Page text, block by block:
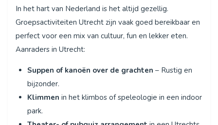
In het hart van Nederland is het altijd gezellig.
Groepsactiviteiten Utrecht zijn vaak goed bereikbaar en
perfect voor een mix van cultuur, fun en lekker eten.
Aanraders in Utrecht:
Suppen of kanoën over de grachten – Rustig en
bijzonder.
Klimmen in het klimbos of speleologie in een indoor
park.